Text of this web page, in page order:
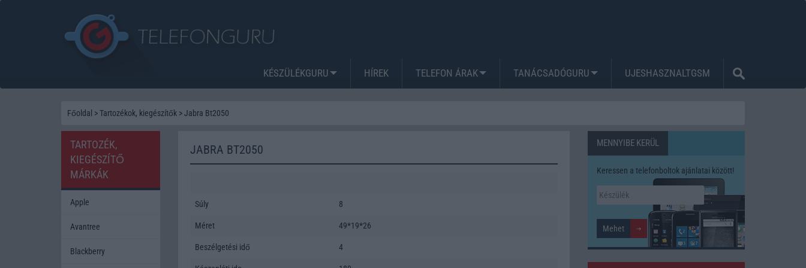
KÉSZÜLÉKGURU HÍREK TELEFON ÁRAK TANÁCSADÓGURU UJESHASZNALTGSM
Főoldal >Tartozékok, kiegészítők >Jabra Bt2050
JABRA BT2050
Súly 8
Méret 49*19*26
Beszélgetési idő 4
MENNYIBE KERÜL
Keressen a telefonboltok ajánlatai között!
TARTOZÉK,
KIEGÉSZÍTŐ
MÁRKÁK
Apple
Avantree
Blackberry